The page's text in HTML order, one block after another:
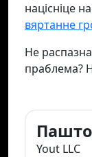
націсніце
вяртанне
Не
праблема?
Yout LLC